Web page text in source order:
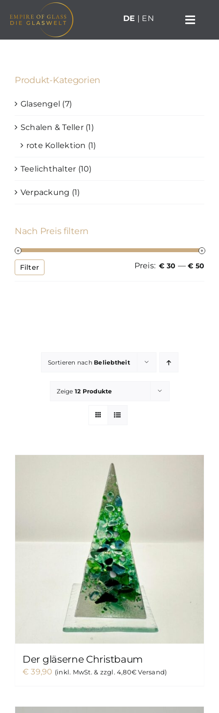
Inhalt
Erlebnis
Workshops
Gutscheine
News
DE EN
Sortieren nach Beliebtheit
Zeige 12 Produkte
Der gläserne Christbaum
€ 39,90 (inkl. MwSt. & zzgl. 4,80€ Versand)
Produkt-Kategorien
Glasengel (7)
Schalen & Teller (1)
rote Kollektion (1)
Teelichthalter (10)
Verpackung (1)
Nach Preis filtern
Filter Preis: € 30 —€ 50